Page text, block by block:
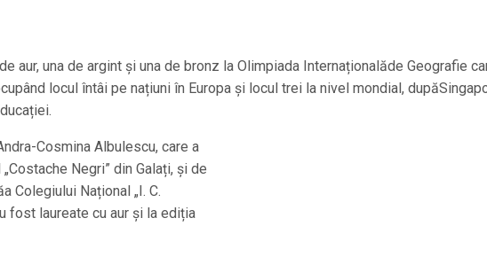
aur, una de argint și una de bronz la Olimpiada Internaționalăde Geografie
locul întâi pe națiuni în Europa și locul trei la nivel mondial,
Cosmina Albulescu, care a
Negri” din Galați, și de
Colegiului Național „I. C.
fost laureate cu aur și la ediția